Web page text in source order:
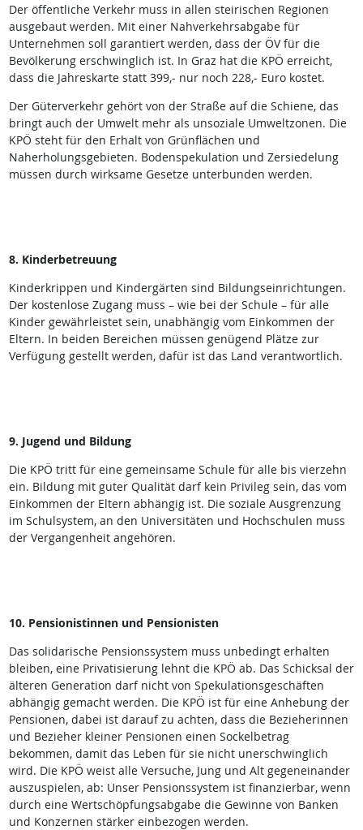
Der öffentliche Verkehr muss in allen steirischen Regionen
ausgebaut werden. Mit einer Nahverkehrsabgabe für
Unternehmen soll garantiert werden, dass der ÖV für die
Bevölkerung erschwinglich ist. In Graz hat die KPÖ erreicht,
dass die Jahreskarte statt 399,- nur noch 228,- Euro kostet.
Der Güterverkehr gehört von der Straße auf die Schiene, das
bringt auch der Umwelt mehr als unsoziale Umweltzonen. Die
KPÖ steht für den Erhalt von Grünflächen und
Naherholungsgebieten. Bodenspekulation und Zersiedelung
müssen durch wirksame Gesetze unterbunden werden.
8. Kinderbetreuung
Kinderkrippen und Kindergärten sind Bildungseinrichtungen.
Der kostenlose Zugang muss – wie bei der Schule – für alle
Kinder gewährleistet sein, unabhängig vom Einkommen der
Eltern. In beiden Bereichen müssen genügend Plätze zur
Verfügung gestellt werden, dafür ist das Land verantwortlich.
9. Jugend und Bildung
Die KPÖ tritt für eine gemeinsame Schule für alle bis vierzehn
ein. Bildung mit guter Qualität darf kein Privileg sein, das vom
Einkommen der Eltern abhängig ist. Die soziale Ausgrenzung
im Schulsystem, an den Universitäten und Hochschulen muss
der Vergangenheit angehören.
10. Pensionistinnen und Pensionisten
Das solidarische Pensionssystem muss unbedingt erhalten
bleiben, eine Privatisierung lehnt die KPÖ ab. Das Schicksal der
älteren Generation darf nicht von Spekulationsgeschäften
abhängig gemacht werden. Die KPÖ ist für eine Anhebung der
Pensionen, dabei ist darauf zu achten, dass die Bezieherinnen
und Bezieher kleiner Pensionen einen Sockelbetrag
bekommen, damit das Leben für sie nicht unerschwinglich
wird. Die KPÖ weist alle Versuche, Jung und Alt gegeneinander
auszuspielen, ab: Unser Pensionssystem ist finanzierbar, wenn
durch eine Wertschöpfungsabgabe die Gewinne von Banken
und Konzernen stärker einbezogen werden.